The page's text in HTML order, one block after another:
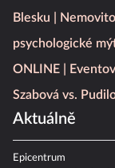
Blesku
psychologické
ONLINE
Szabová vs.
Aktuálně
Epicentrum